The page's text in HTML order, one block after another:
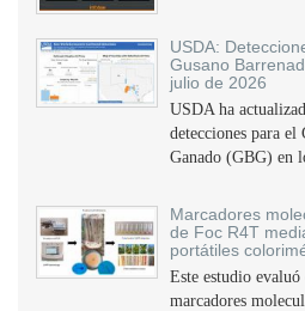
USDA:
Gusano
julio de 2026
USDA ha
detecciones para el
Ganado (GBG) en
Marcadores
de Foc R4T
portátiles
Este estudio
marcadores